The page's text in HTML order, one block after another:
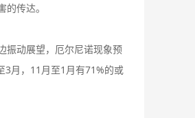
传达。
振动展望，厄尔尼诺现象预
3月，11月至1月有71%的或